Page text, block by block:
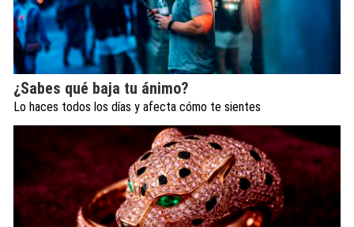
¿Sabes qué baja tu ánimo?
Lo haces todos los días y afecta cómo te sientes